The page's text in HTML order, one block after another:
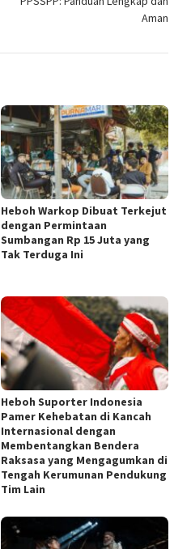
Aman
Heboh Warkop Dibuat Terkejut
dengan Permintaan
Sumbangan Rp 15 Juta yang
Tak Terduga Ini
Heboh Suporter Indonesia
Pamer Kehebatan di Kancah
Internasional dengan
Membentangkan Bendera
Raksasa yang Mengagumkan di
Tengah Kerumunan Pendukung
Tim Lain